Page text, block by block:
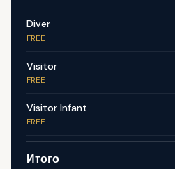
Diver
FREE
Visitor
FREE
Visitor Infant
FREE
Итого